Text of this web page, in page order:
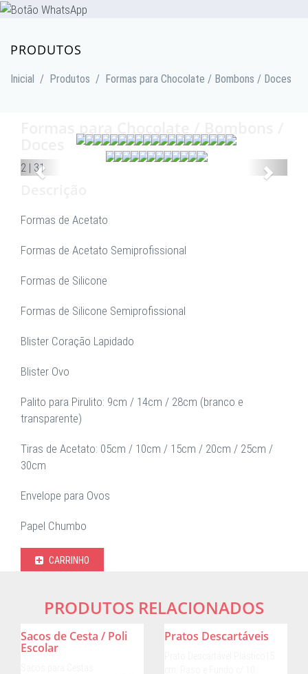
PRODUTOS
Inicial / Produtos / Formas para Chocolate / Bombons / Doces
Anterior
2 | 31
Formas de Acetato
Formas de Acetato Semiprofissional
Formas de Silicone
Formas de Silicone Semiprofissional
Blister Coração Lapidado
Blister Ovo
Palito para Pirulito: 9cm / 14cm / 28cm (branco e
transparente)
Tiras de Acetato: 05cm / 10cm / 15cm / 20cm / 25cm /
30cm
Envelope para Ovos
Papel Chumbo
CARRINHO
PRODUTOS RELACIONADOS
Sacos de Cesta / Poli
Escolar
Pratos Descartáveis